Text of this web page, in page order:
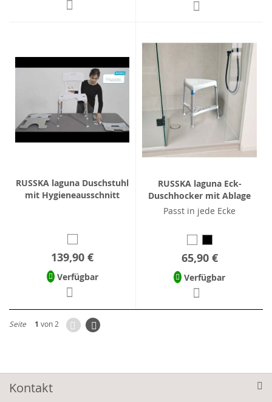
RUSSKA laguna Duschstuhl
mit Hygieneausschnitt
139,90 €
Verfügbar
RUSSKA laguna Eck-
Duschhocker mit Ablage
Passt in jede Ecke
65,90 €
Verfügbar
Seite 1 von 2 ZurückSeite
Weiter
Kontakt